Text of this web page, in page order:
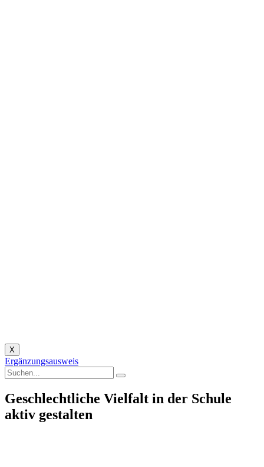
X
Ergänzungsausweis
Geschlechtliche Vielfalt in der Schule
aktiv gestalten